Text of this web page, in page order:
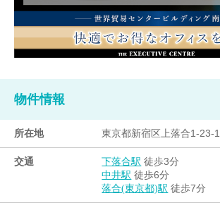
物件情報
所在地 東京都新宿区上落合1-23-1
交通 下落合駅 徒歩3分
中井駅 徒歩6分
落合(東京都)駅 徒歩7分